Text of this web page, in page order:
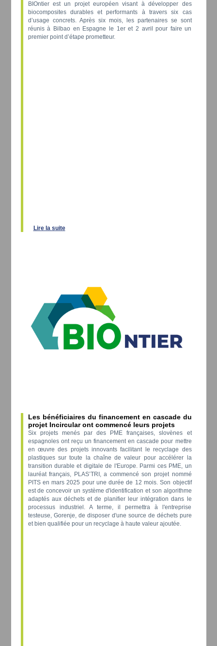
BIOntier est un projet européen visant à développer des
biocomposites durables et performants à travers six cas
d’usage concrets. Après six mois, les partenaires se sont
réunis à Bilbao en Espagne le 1er et 2 avril pour faire un
premier point d’étape prometteur.
Lire la suite
Les bénéficiaires du financement en cascade du
projet Incircular ont commencé leurs projets
Six projets menés par des PME françaises, slovènes et
espagnoles ont reçu un financement en cascade pour mettre
en œuvre des projets innovants facilitant le recyclage des
plastiques sur toute la chaîne de valeur pour accélérer la
transition durable et digitale de l'Europe. Parmi ces PME, un
lauréat français, PLAS’TRI, a commencé son projet nommé
PITS en mars 2025 pour une durée de 12 mois. Son objectif
est de concevoir un système d'identification et son algorithme
adaptés aux déchets et de planifier leur intégration dans le
processus industriel. A terme, il permettra à l'entreprise
testeuse, Gorenje, de disposer d'une source de déchets pure
et bien qualifiée pour un recyclage à haute valeur ajoutée.